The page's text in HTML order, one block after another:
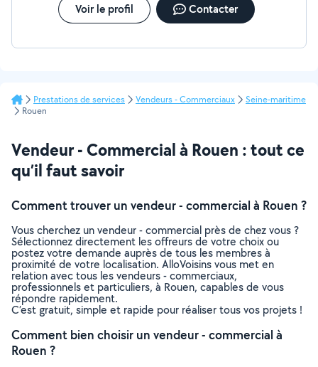
Voir le profil Contacter
Prestations de services Vendeurs - Commerciaux
Seine-maritime
Rouen
Vendeur - Commercial à Rouen : tout ce
qu’il faut savoir
Comment trouver un vendeur - commercial à Rouen ?
Vous cherchez un vendeur - commercial près de chez vous ?
Sélectionnez directement les offreurs de votre choix ou
postez votre demande auprès de tous les membres à
proximité de votre localisation. AlloVoisins vous met en
relation avec tous les vendeurs - commerciaux,
professionnels et particuliers, à Rouen, capables de vous
répondre rapidement.
C’est gratuit, simple et rapide pour réaliser tous vos projets !
Comment bien choisir un vendeur - commercial à
Rouen ?